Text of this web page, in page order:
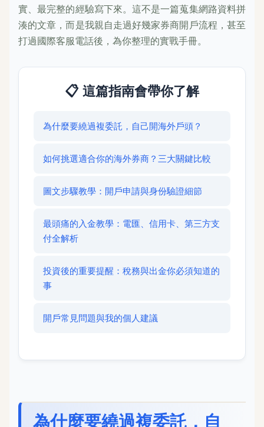
實、最完整的經驗寫下來。這不是一篇蒐集網路資料拼
湊的文章，而是我親自走過好幾家券商開戶流程，甚至
打過國際客服電話後，為你整理的實戰手冊。
📋 這篇指南會帶你了解
為什麼要繞過複委託，自己開海外戶頭？
如何挑選適合你的海外券商？三大關鍵比較
圖文步驟教學：開戶申請與身份驗證細節
最頭痛的入金教學：電匯、信用卡、第三方支
付全解析
投資後的重要提醒：稅務與出金你必須知道的
事
開戶常見問題與我的個人建議
為什麼要繞過複委託，自